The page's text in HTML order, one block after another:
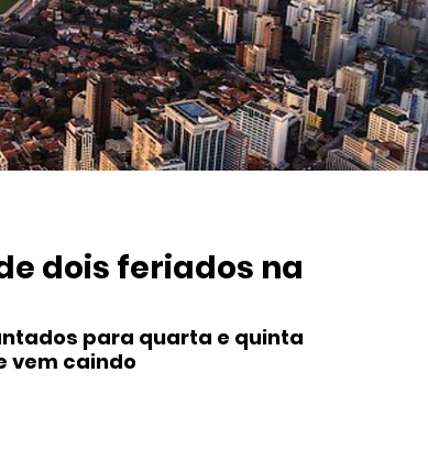
dois feriados na
para quarta e quinta
vem caindo